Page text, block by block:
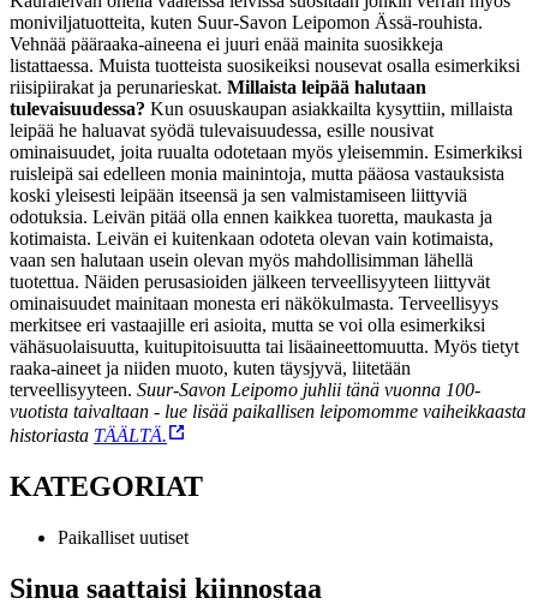
moniviljatuotteita, kuten Suur-Savon Leipomon Ässä-rouhista.
Vehnää pääraaka-aineena ei juuri enää mainita suosikkeja
listattaessa. Muista tuotteista suosikeiksi nousevat osalla esimerkiksi
riisipiirakat ja perunarieskat. Millaista leipää halutaan
tulevaisuudessa? Kun osuuskaupan asiakkailta kysyttiin, millaista
leipää he haluavat syödä tulevaisuudessa, esille nousivat
ominaisuudet, joita ruualta odotetaan myös yleisemmin. Esimerkiksi
ruisleipä sai edelleen monia mainintoja, mutta pääosa vastauksista
koski yleisesti leipään itseensä ja sen valmistamiseen liittyviä
odotuksia. Leivän pitää olla ennen kaikkea tuoretta, maukasta ja
kotimaista. Leivän ei kuitenkaan odoteta olevan vain kotimaista,
vaan sen halutaan usein olevan myös mahdollisimman lähellä
tuotettua. Näiden perusasioiden jälkeen terveellisyyteen liittyvät
ominaisuudet mainitaan monesta eri näkökulmasta. Terveellisyys
merkitsee eri vastaajille eri asioita, mutta se voi olla esimerkiksi
vähäsuolaisuutta, kuitupitoisuutta tai lisäaineettomuutta. Myös tietyt
raaka-aineet ja niiden muoto, kuten täysjyvä, liitetään
terveellisyyteen. Suur-Savon Leipomo juhlii tänä vuonna 100-
vuotista taivaltaan - lue lisää paikallisen leipomomme vaiheikkaasta
historiasta TÄÄLTÄ.
KATEGORIAT
Paikalliset uutiset
Sinua saattaisi kiinnostaa